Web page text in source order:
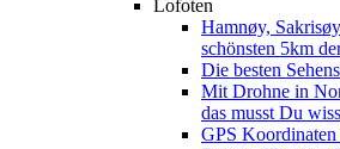
Lofoten
Hamnøy,
schönsten 5km
Die besten
Mit Drohne in
das musst Du
GPS